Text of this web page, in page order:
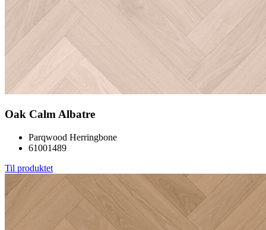
Oak Calm Albatre
Parqwood Herringbone
61001489
Til produktet